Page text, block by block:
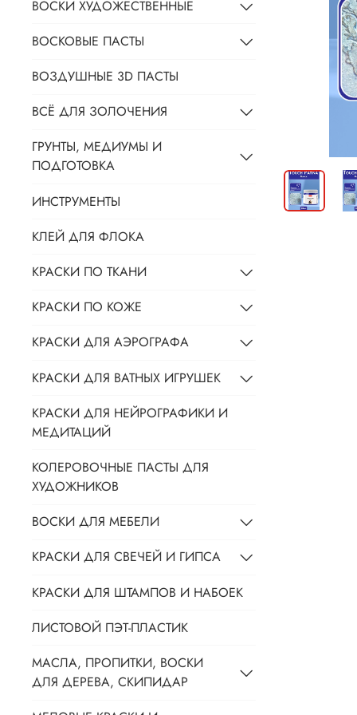
ВОСКИ ХУДОЖЕСТВЕННЫЕ
ВОСКОВЫЕ ПАСТЫ
ВОЗДУШНЫЕ 3D ПАСТЫ
ВСЁ ДЛЯ ЗОЛОЧЕНИЯ
ГРУНТЫ, МЕДИУМЫ И
ПОДГОТОВКА
ИНСТРУМЕНТЫ
КЛЕЙ ДЛЯ ФЛОКА
КРАСКИ ПО ТКАНИ
КРАСКИ ПО КОЖЕ
КРАСКИ ДЛЯ АЭРОГРАФА
КРАСКИ ДЛЯ ВАТНЫХ ИГРУШЕК
КРАСКИ ДЛЯ НЕЙРОГРАФИКИ И
МЕДИТАЦИЙ
КОЛЕРОВОЧНЫЕ ПАСТЫ ДЛЯ
ХУДОЖНИКОВ
ВОСКИ ДЛЯ МЕБЕЛИ
КРАСКИ ДЛЯ СВЕЧЕЙ И ГИПСА
КРАСКИ ДЛЯ ШТАМПОВ И НАБОЕК
ЛИСТОВОЙ ПЭТ-ПЛАСТИК
МАСЛА, ПРОПИТКИ, ВОСКИ
ДЛЯ ДЕРЕВА, СКИПИДАР